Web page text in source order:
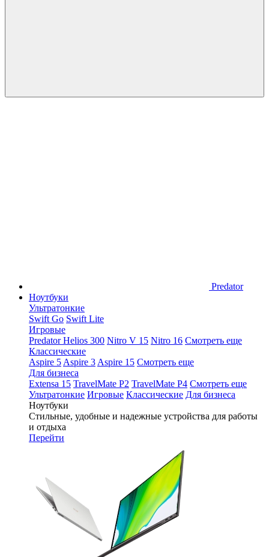
Predator
Ноутбуки
Ультратонкие
Swift Go Swift Lite
Игровые
Predator Helios 300 Nitro V 15 Nitro 16 Смотреть еще
Классические
Aspire 5 Aspire 3 Aspire 15 Смотреть еще
Для бизнеса
Extensa 15 TravelMate P2 TravelMate P4 Смотреть еще
Ультратонкие Игровые Классические Для бизнеса
Ноутбуки
Стильные, удобные и надежные устройства для работы
и отдыха
Перейти